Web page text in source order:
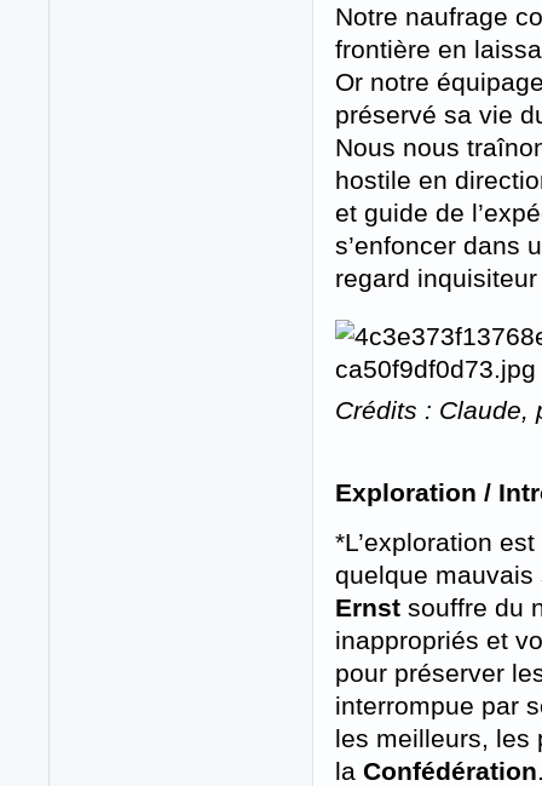
Notre naufrage
frontière en
Or notre
préservé sa vie
Nous nous
hostile en
et guide de
s’enfoncer dans
regard
Crédits : Claude,
Exploration /
*L’exploration
quelque
Ernst souffre du
inappropriés et
pour préserver
interrompue par
les meilleurs, les
la Confédération